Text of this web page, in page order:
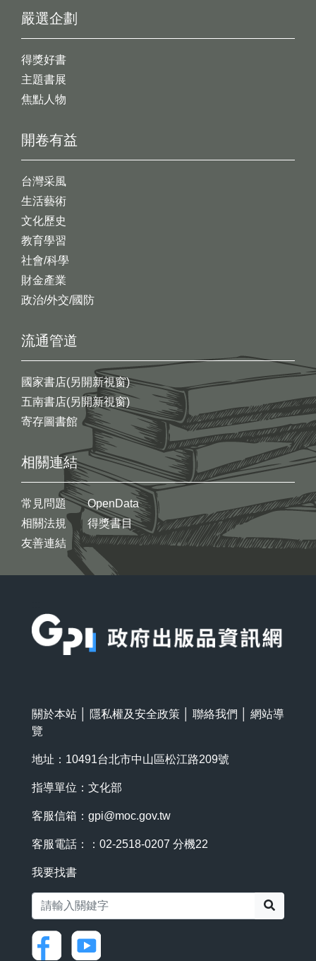
開卷有益
台灣采風
生活藝術
文化歷史
教育學習
社會/科學
財金產業
政治/外交/國防
嚴選企劃
得獎好書
主題書展
焦點人物
流通管道
國家書店(另開新視窗)
五南書店(另開新視窗)
寄存圖書館
相關連結
常見問題
相關法規
友善連結
OpenData
得獎書目
關於本站 隱私權及安全政策 聯絡我們
網站導
覽
地址：10491台北市中山區松江路209號
指導單位：文化部
客服信箱： gpi@moc.gov.tw
客服電話：：02-2518-0207 分機22
我要找書